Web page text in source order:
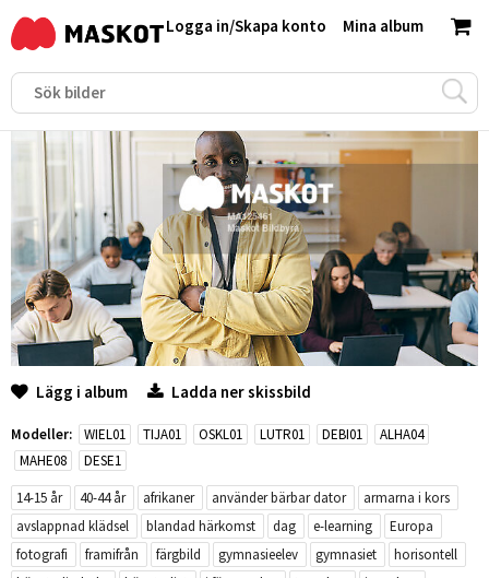
Mina album
Logga in/Skapa konto
Lägg i album Ladda ner skissbild
Modeller: WIEL01 TIJA01 OSKL01 LUTR01 DEBI01
ALHA04
MAHE08
DESE1
14-15 år
40-44 år afrikaner använder bärbar dator
armarna i kors
avslappnad klädsel
blandad härkomst dag e-learning
Europa
fotografi
framifrån färgbild gymnasieelev gymnasiet
horisontell